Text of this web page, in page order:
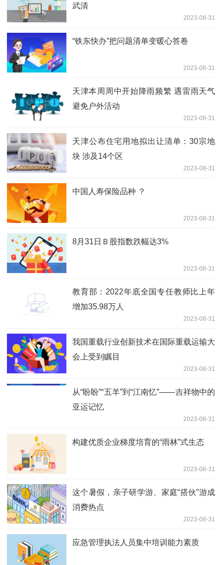
武清
2023-08-31
“铁东快办”把问题清单变暖心答卷
2023-08-31
天津本周周中开始降雨频繁 遇雷雨天气
避免户外活动
2023-08-31
天津公布住宅用地拟出让清单：30宗地
块 涉及14个区
2023-08-31
中国人寿保险品种 ？
2023-08-31
8月31日Ｂ股指数跌幅达3%
2023-08-31
教育部：2022年底全国专任教师比上年
增加35.98万人
2023-08-31
我国重载行业创新技术在国际重载运输大
会上受到瞩目
2023-08-31
从“盼盼”“五羊”到“江南忆”——吉祥物中的
亚运记忆
2023-08-31
构建优质企业梯度培育的“雨林”式生态
2023-08-31
这个暑假，亲子研学游、家庭“搭伙”游成
消费热点
2023-08-31
应急管理执法人员集中培训能力素质